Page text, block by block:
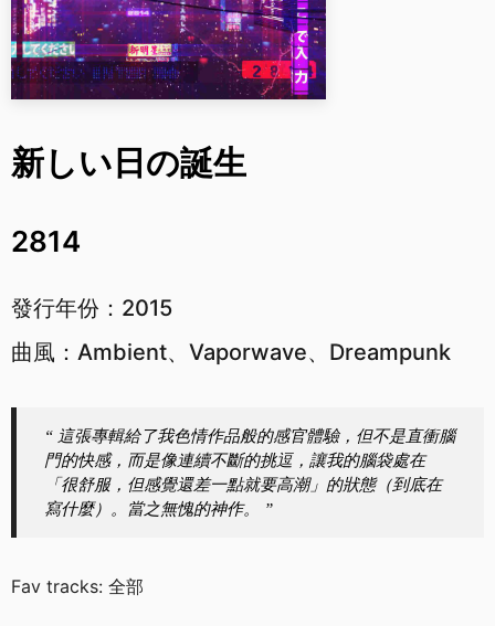
新しい日の誕生
2814
發行年份：2015
曲風：Ambient、Vaporwave、Dreampunk
“ 這張專輯給了我色情作品般的感官體驗，但不是直衝腦
門的快感，而是像連續不斷的挑逗，讓我的腦袋處在
「很舒服，但感覺還差一點就要高潮」的狀態（到底在
寫什麼）。當之無愧的神作。 ”
Fav tracks: 全部